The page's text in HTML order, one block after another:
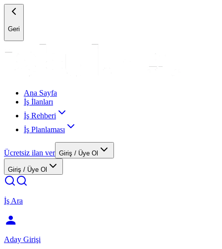
Geri
Ana Sayfa
İş İlanları
İş Rehberi
İş Planlaması
Ücretsiz ilan ver Giriş / Üye Ol
Giriş / Üye Ol
İş Ara
Aday Girişi